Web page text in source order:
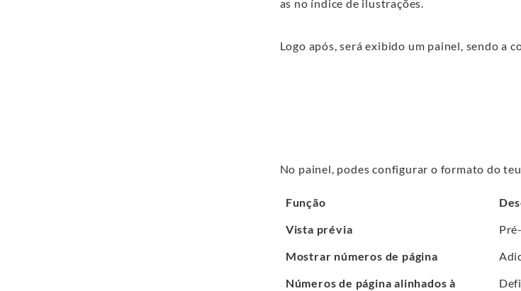
as no índice de ilustrações.
Logo após, será exibido um painel, sendo a
No painel, podes configurar o formato do
Função
Vista prévia
Mostrar números de página
Números de página alinhados à